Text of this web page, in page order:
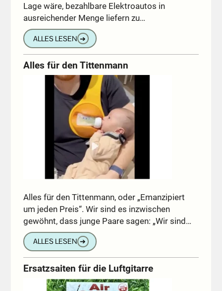
Lage wäre, bezahlbare Elektroautos in
ausreichender Menge liefern zu…
ALLES LESEN ➔
Alles für den Tittenmann
Alles für den Tittenmann, oder „Emanzipiert
um jeden Preis“. Wir sind es inzwischen
gewöhnt, dass junge Paare sagen: „Wir sind…
ALLES LESEN ➔
Ersatzsaiten für die Luftgitarre